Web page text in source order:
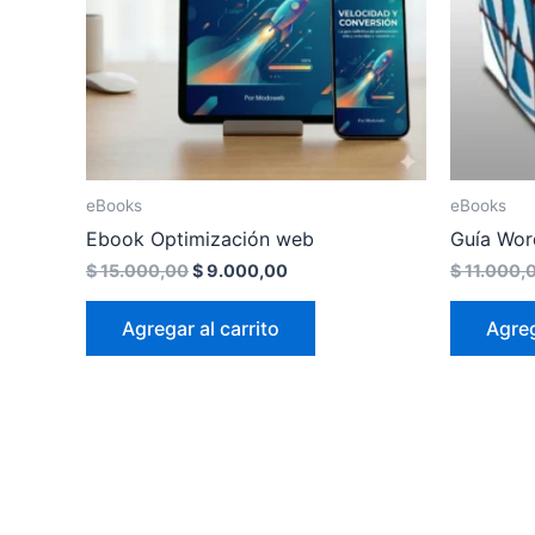
eBooks
Ebook Optimización web
$15.000,00$9.000,00
Agregar al carrito
eBooks
Guía
$